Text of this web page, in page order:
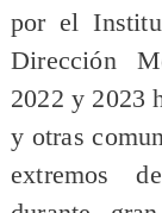
por el
Dirección
2022 y 2023
y otras
extremos